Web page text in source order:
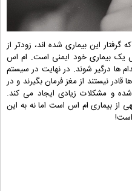
این بیماری شده اند، زودتر از
یک بیماری خود ایمنی است. ام اس
ها درگیر شوند. در نهایت در سیستم
نیستند از مغز فرمان بگیرند و در
و مشکلات زیادی ایجاد می کند.
بیماری ام اس است اما نه به این